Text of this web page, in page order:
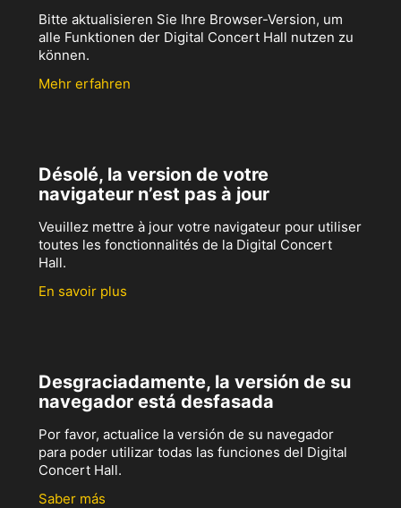
Bitte aktualisieren Sie Ihre Browser-Version, um
alle Funktionen der Digital Concert Hall nutzen zu
können.
Mehr erfahren
Désolé, la version de votre
navigateur n’est pas à jour
Veuillez mettre à jour votre navigateur pour utiliser
toutes les fonctionnalités de la Digital Concert
Hall.
En savoir plus
Desgraciadamente, la versión de su
navegador está desfasada
Por favor, actualice la versión de su navegador
para poder utilizar todas las funciones del Digital
Concert Hall.
Saber más